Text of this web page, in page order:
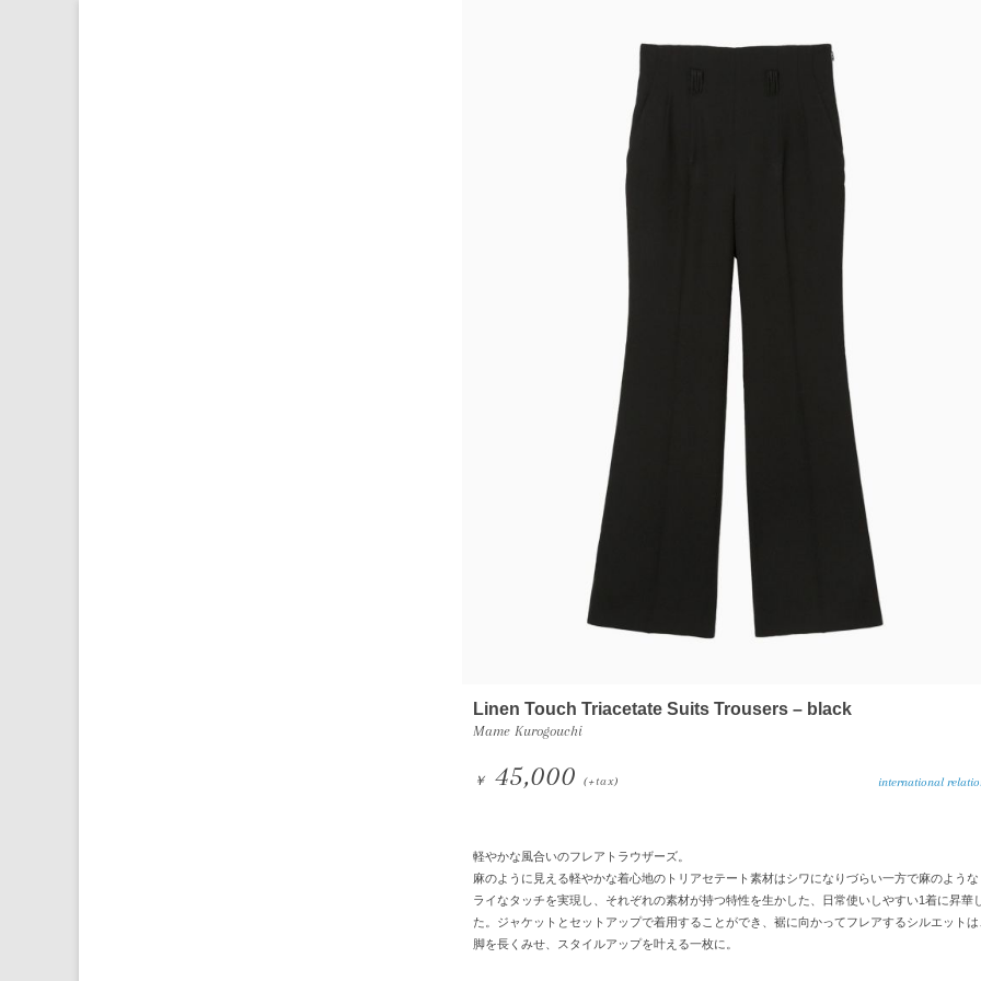
Linen Touch Triacetate Suits Trousers – black
Mame Kurogouchi
￥ 45,000(+tax) international
軽やかな風合いのフレアトラウザーズ。
麻のように見える軽やかな着心地のトリアセテート素材はシワになりづらい一方で麻のような
ライなタッチを実現し、それぞれの素材が持つ特性を生かした、日常使いしやすい1着に昇華
た。ジャケットとセットアップで着用することができ、裾に向かってフレアするシルエットは
脚を長くみせ、スタイルアップを叶える一枚に。